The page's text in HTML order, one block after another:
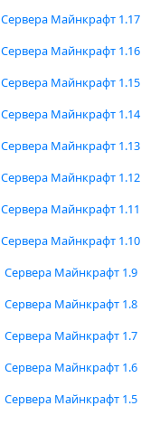
Сервера Майнкрафт 1.17
Сервера Майнкрафт 1.16
Сервера Майнкрафт 1.15
Сервера Майнкрафт 1.14
Сервера Майнкрафт 1.13
Сервера Майнкрафт 1.12
Сервера Майнкрафт 1.11
Сервера Майнкрафт 1.10
Сервера Майнкрафт 1.9
Сервера Майнкрафт 1.8
Сервера Майнкрафт 1.7
Сервера Майнкрафт 1.6
Сервера Майнкрафт 1.5